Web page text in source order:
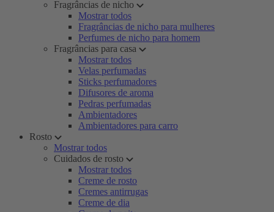
Fragrâncias de nicho
Mostrar todos
Fragrâncias de nicho para mulheres
Perfumes de nicho para homem
Fragrâncias para casa
Mostrar todos
Velas perfumadas
Sticks perfumadores
Difusores de aroma
Pedras perfumadas
Ambientadores
Ambientadores para carro
Rosto
Mostrar todos
Cuidados de rosto
Mostrar todos
Creme de rosto
Cremes antirrugas
Creme de dia